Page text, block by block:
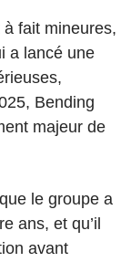
fait mineures,
a lancé une
Bending
majeur de
le groupe a
ans, et qu’il
avant